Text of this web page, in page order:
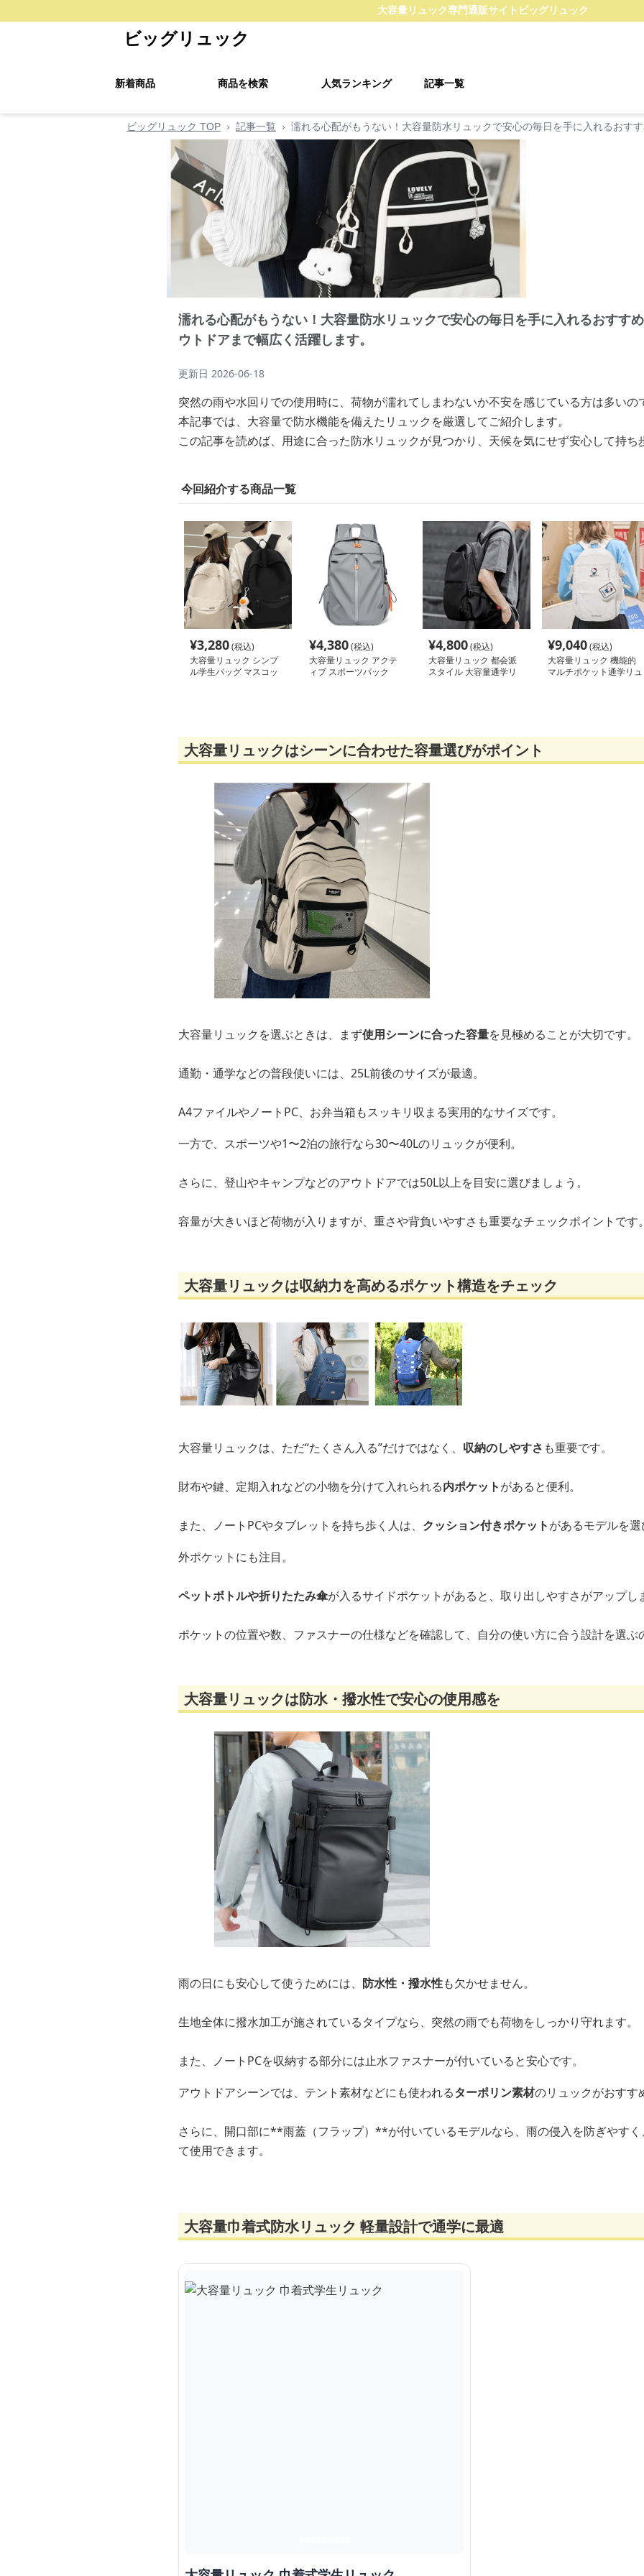
大容量リュック専門通販サイト ビッグリュック
ビッグリュック
新着商品 商品を検索 人気ランキング 記事一覧
ビッグリュック TOP › 記事一覧 › 濡れる心配がもうない！大容量防水リュックで安心の毎日を手に入れるおす
濡れる心配がもうない！大容量防水リュックで安心の毎日を手に入れるおすす
ウトドアまで幅広く活躍します。
更新日 2026-06-18
突然の雨や水回りでの使用時に、荷物が濡れてしまわないか不安を感じている方は多いの
本記事では、大容量で防水機能を備えたリュックを厳選してご紹介します。
この記事を読めば、用途に合った防水リュックが見つかり、天候を気にせず安心して持ち
今回紹介する商品一覧
¥3,280(税込)
大容量リュック シンプ
ル学生バッグ マスコッ
¥4,380(税込)
大容量リュック アクテ
ィブ スポーツパック
¥4,800(税込)
大容量リュック 都会派
スタイル 大容量通学リ
¥9,040(税込)
大容量リュック 機能的
マルチポケット通学リュ
大容量リュックはシーンに合わせた容量選びがポイント
大容量リュックを選ぶときは、まず使用シーンに合った容量を見極めることが大切です。
通勤・通学などの普段使いには、25L前後のサイズが最適。
A4ファイルやノートPC、お弁当箱もスッキリ収まる実用的なサイズです。
一方で、スポーツや1〜2泊の旅行なら30〜40Lのリュックが便利。
さらに、登山やキャンプなどのアウトドアでは50L以上を目安に選びましょう。
容量が大きいほど荷物が入りますが、重さや背負いやすさも重要なチェックポイントです。
大容量リュックは収納力を高めるポケット構造をチェック
大容量リュックは、ただ“たくさん入る”だけではなく、 収納のしやすさ も重要です。
財布や鍵、定期入れなどの小物を分けて入れられる内ポケットがあると便利。
また、ノートPCやタブレットを持ち歩く人は、 クッション付きポケットがあるモデルを選
外ポケットにも注目。
ペットボトルや折りたたみ傘が入るサイドポケットがあると、取り出しやすさがアップし
ポケットの位置や数、ファスナーの仕様などを確認して、自分の使い方に合う設計を選ぶ
大容量リュックは防水・撥水性で安心の使用感を
雨の日にも安心して使うためには、 防水性・撥水性も欠かせません。
生地全体に撥水加工が施されているタイプなら、突然の雨でも荷物をしっかり守れます。
また、ノートPCを収納する部分には止水ファスナーが付いていると安心です。
アウトドアシーンでは、テント素材などにも使われるターポリン素材のリュックがおすす
さらに、開口部に**雨蓋（フラップ）**が付いているモデルなら、雨の侵入を防ぎやす
て使用できます。
大容量巾着式防水リュック 軽量設計で通学に最適